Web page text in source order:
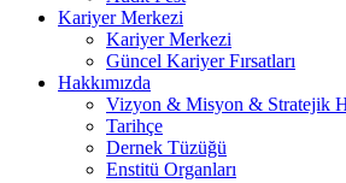
Kariyer Merkezi
Kariyer Merkezi
Güncel Kariyer Fırsatları
Hakkımızda
Vizyon & Misyon & Stratejik
Tarihçe
Dernek Tüzüğü
Enstitü Organları